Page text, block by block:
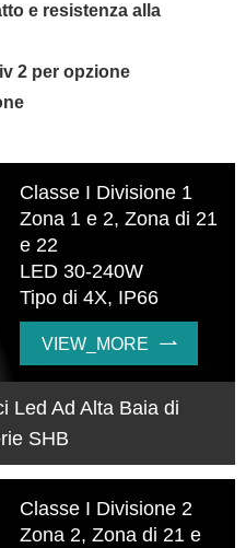
e resistenza alla
2 per opzione
Classe I Divisione 1
Zona 1 e 2, Zona di 21
e 22
LED 30-240W
Tipo di 4X, IP66
VIEW_MORE 
Led Ad Alta Baia di
SHB
Classe I Divisione 2
Zona 2, Zona di 21 e